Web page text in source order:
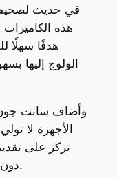
في حديث
هذه
هدفًا سهلًا
الولوج إليها
وأضاف سانت
الأجهزة لا
تركز على
دون توفير الحماية الكافية لمستخدميها.